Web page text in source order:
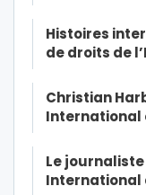
Histoires
de droits de
Christian
International
Le
International